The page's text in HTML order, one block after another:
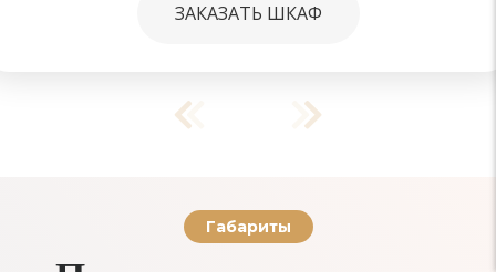
ЗАКАЗАТЬ ШКАФ
Габариты